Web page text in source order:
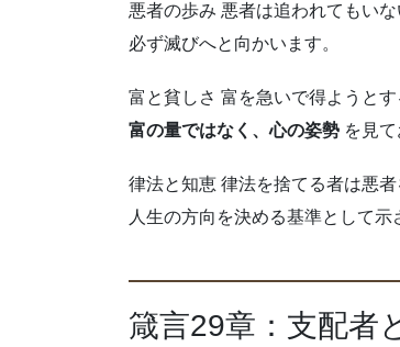
悪者の歩み 悪者は追われてもい
必ず滅びへと向かいます。
富と貧しさ 富を急いで得ようと
富の量ではなく、心の姿勢 を見て
律法と知恵 律法を捨てる者は悪
人生の方向を決める基準として示
箴言29章：支配者